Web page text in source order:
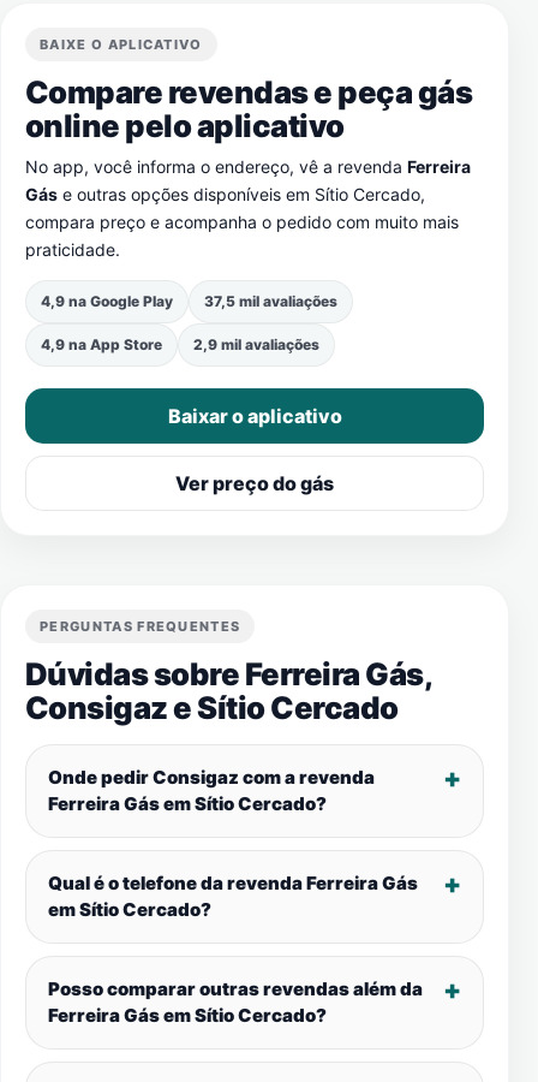
BAIXE O APLICATIVO
Compare revendas e peça gás
online pelo aplicativo
No app, você informa o endereço, vê a revenda Ferreira
Gás e outras opções disponíveis em Sítio Cercado,
compara preço e acompanha o pedido com muito mais
praticidade.
4,9 na Google Play 37,5 mil avaliações
4,9 na App Store 2,9 mil avaliações
Baixar o aplicativo
Ver preço do gás
PERGUNTAS FREQUENTES
Dúvidas sobre Ferreira Gás,
Consigaz eSítio Cercado
Onde pedir Consigaz com a revenda
Ferreira Gás emSítio Cercado?
Qual é o telefone da revenda Ferreira Gás
emSítio Cercado?
Posso comparar outras revendas além da
Ferreira Gás emSítio Cercado?